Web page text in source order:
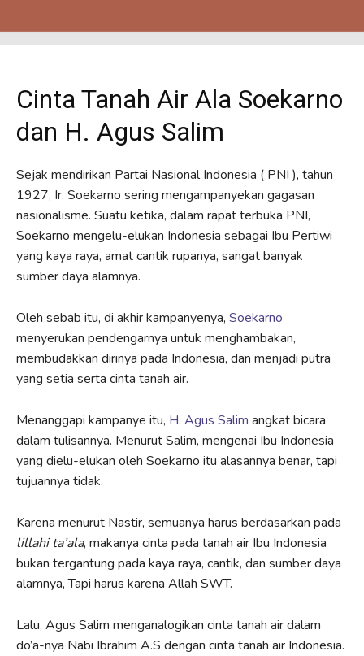
Cinta Tanah Air Ala Soekarno
dan H. Agus Salim
Sejak mendirikan Partai Nasional Indonesia ( PNI ), tahun
1927, Ir. Soekarno sering mengampanyekan gagasan
nasionalisme. Suatu ketika, dalam rapat terbuka PNI,
Soekarno mengelu-elukan Indonesia sebagai Ibu Pertiwi
yang kaya raya, amat cantik rupanya, sangat banyak
sumber daya alamnya.
Oleh sebab itu, di akhir kampanyenya, Soekarno
menyerukan pendengarnya untuk menghambakan,
membudakkan dirinya pada Indonesia, dan menjadi putra
yang setia serta cinta tanah air.
Menanggapi kampanye itu, H. Agus Salim angkat bicara
dalam tulisannya. Menurut Salim, mengenai Ibu Indonesia
yang dielu-elukan oleh Soekarno itu alasannya benar, tapi
tujuannya tidak.
Karena menurut Nastir, semuanya harus berdasarkan pada
lillahi ta’ala, makanya cinta pada tanah air Ibu Indonesia
bukan tergantung pada kaya raya, cantik, dan sumber daya
alamnya, Tapi harus karena Allah SWT.
Lalu, Agus Salim menganalogikan cinta tanah air dalam
do’a-nya Nabi Ibrahim A.S dengan cinta tanah air Indonesia.